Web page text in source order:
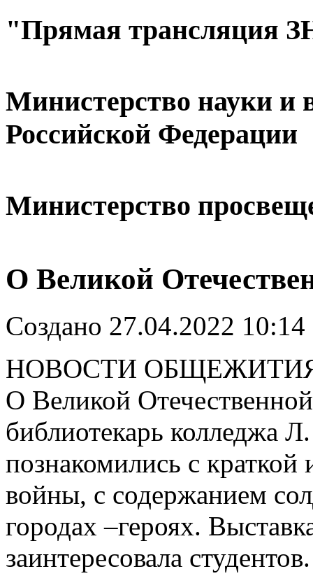
"Прямая трансляция
Министерство науки и
Российской Федерации
Министерство
О Великой
Создано 27.04.2022 10:14
НОВОСТИ
О Великой Отечественной
библиотекарь колледжа
познакомились с
войны, с содержанием
городах –героях.
заинтересовала